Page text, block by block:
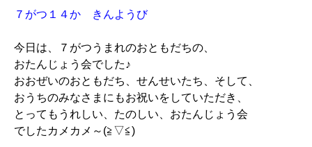
７がつ１４か きんようび
今日は、７がつうまれのおともだちの、
おたんじょう会でした♪
おおぜいのおともだち、せんせいたち、そして、
おうちのみなさまにもお祝いをしていただき、
とってもうれしい、たのしい、おたんじょう会
でしたカメカメ～(≧▽≦)